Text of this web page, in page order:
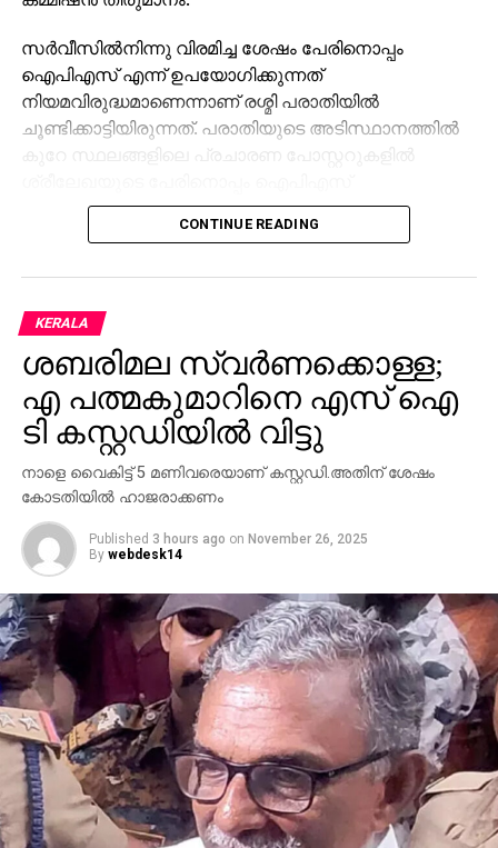
സര്‍വീസില്‍നിന്നു വിരമിച്ച ശേഷം പേരിനൊപ്പം
ഐപിഎസ് എന്ന് ഉപയോഗിക്കുന്നത്
നിയമവിരുദ്ധമാണെന്നാണ് രശ്മി പരാതിയിൽ
ചൂണ്ടിക്കാട്ടിയിരുന്നത്. പരാതിയുടെ അടിസ്ഥാനത്തില്‍
കുറേ സ്ഥലങ്ങളിലെ പ്രചാരണ പോസ്റ്ററുകളില്‍
എന്നെഴുതിയത് തെരഞ്ഞെടുപ്പ് കമ്മിഷന്‍ മായ്ച്ചു.
ശ്രീലേഖ ബിജെപി സ്ഥാനാർത്ഥിയായി ജനവിധി
തേടുന്നത്. ശ്രീലേഖയുടെ പോസ്റ്ററുകളിലും
ഫ്‌ളക്‌സുകളിലും ഐപിഎസ് എന്നും ചുവരെഴുത്തില്‍
ഐപിഎസ് (റിട്ട) എന്നുമാണ് രേഖപ്പെടുത്തിയിരുന്നത്.
CONTINUE READING
KERALA
ശബരിമല സ്വർണക്കൊള്ള;
എ പത്മകുമാറിനെ എസ് ഐ
ടി കസ്റ്റഡിയിൽ വിട്ടു
നാളെ വൈകിട്ട് 5 മണിവരെയാണ് കസ്റ്റഡി.അതിന് ശേഷം
കോടതിയിൽ ഹാജരാക്കണം
Published 3 hours ago on November 26, 2025
By webdesk14